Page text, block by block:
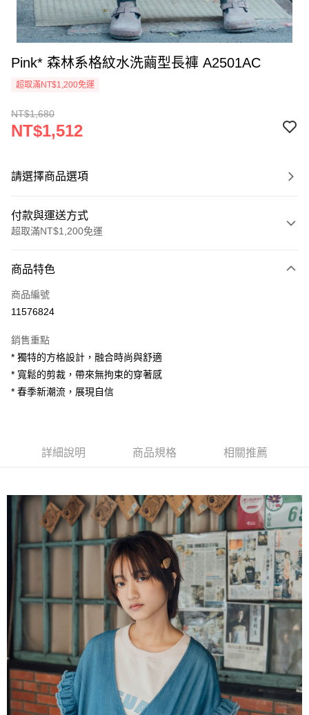
Pink* 森林系格紋水洗繭型長褲 A2501AC
超取滿NT$1,200免運
NT$1,680
NT$1,512
請選擇商品選項
付款與運送方式
超取滿NT$1,200免運
信用卡一次付款
超商取貨付款
Apple Pay
街口支付
相關說明
１．簡單：不需註冊會員、不需綁卡、不需儲值。
２．便利：只要手機號碼，簡訊認證，即可結帳。
３．安心：先確認商品／服務後，再付款。
【「AFTEE先享後付」結帳流程】
１．於結帳方式選擇「AFTEE先享後付」後，將跳轉至「AFTEE先享後付」
結帳頁面，進行簡訊認證並確認金額後，即可完成結帳。
２．訂單成立數日內，您將收到繳費通知簡訊。
３．收到繳費通知簡訊後14天內，點擊此簡訊中的連結，可透過四大超商／
ATM／網路銀行／等多元方式進行付款，方視為交易完成。
※ 請注意：結帳手續完成當下不需立刻繳費，但若您需要取消訂單，請聯絡
購買商品的店家。未經商家同意取消之訂單仍視為有效，需透過AFTEE先享
後付繳納相關費用。
※ 交易是否成功請以「AFTEE先享後付 」之結帳頁面顯示為準，若有關於
是否繳費成功／繳費後需取消欲退款等相關疑問，請聯繫「AFTEE先享後付
客戶支援中心」 https://netprotections.freshdesk.com/support/home
【注意事項】
運送方式
全家付款取貨
每筆NT$80，滿NT$1,200(含以上)免運費
每筆NT$80，滿NT$1,200(含以上)免運費
宅配
每筆NT$80，滿NT$1,200(含以上)免運費
付款後門市自取
免運費
商品特色
商品編號
11576824
銷售重點
* 獨特的方格設計，融合時尚與舒適
* 寬鬆的剪裁，帶來無拘束的穿著感
* 春季新潮流，展現自信
詳細說明 商品規格 相關推薦